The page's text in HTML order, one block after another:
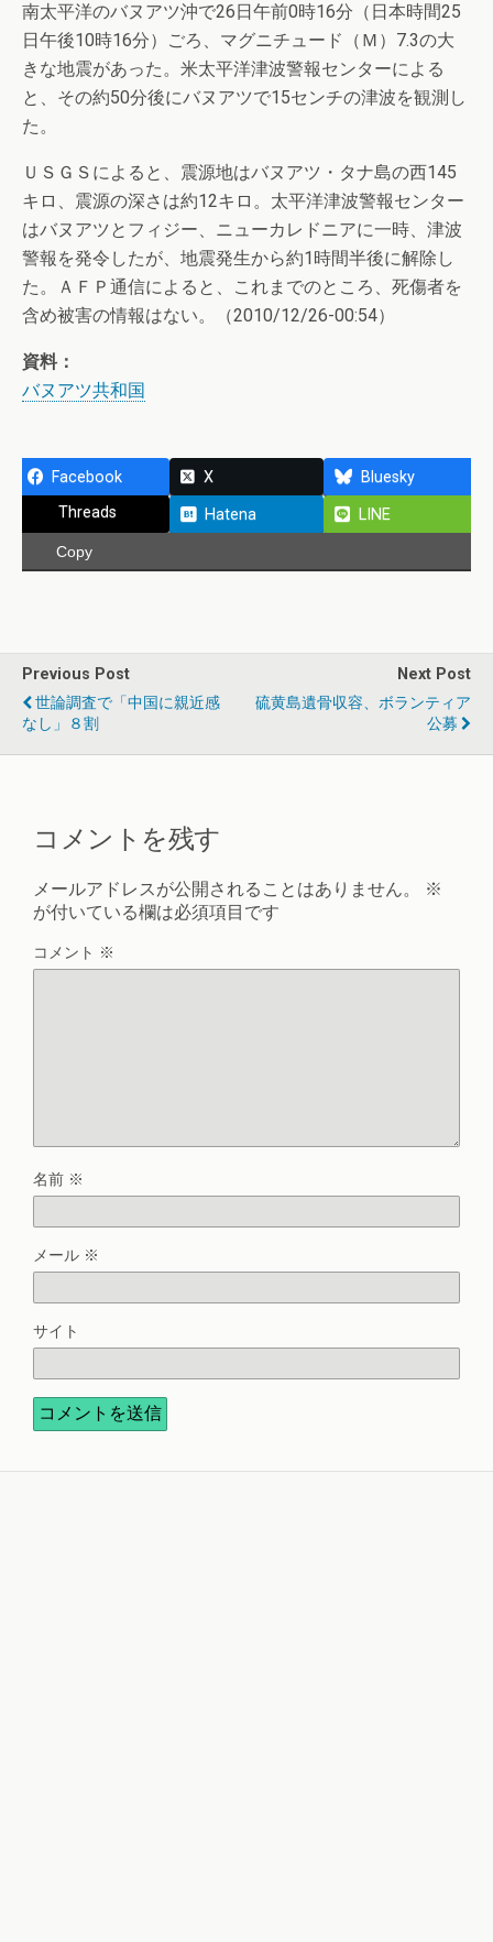
南太平洋のバヌアツ沖で26日午前0時16分（日本時間25
日午後10時16分）ごろ、マグニチュード（Ｍ）7.3の大
きな地震があった。米太平洋津波警報センターによる
と、その約50分後にバヌアツで15センチの津波を観測し
た。
ＵＳＧＳによると、震源地はバヌアツ・タナ島の西145
キロ、震源の深さは約12キロ。太平洋津波警報センター
はバヌアツとフィジー、ニューカレドニアに一時、津波
警報を発令したが、地震発生から約1時間半後に解除し
た。ＡＦＰ通信によると、これまでのところ、死傷者を
含め被害の情報はない。（2010/12/26-00:54）
資料：
バヌアツ共和国
Facebook X
Bluesky
Threads
Hatena LINE
Copy
Previous Post
世論調査で「中国に親近感
なし」８割
Next Post
硫黄島遺骨収容、ボランティア
公募
コメントを残す
メールアドレスが公開されることはありません。
※
が付いている欄は必須項目です
コメント ※
名前 ※
メール ※
サイト